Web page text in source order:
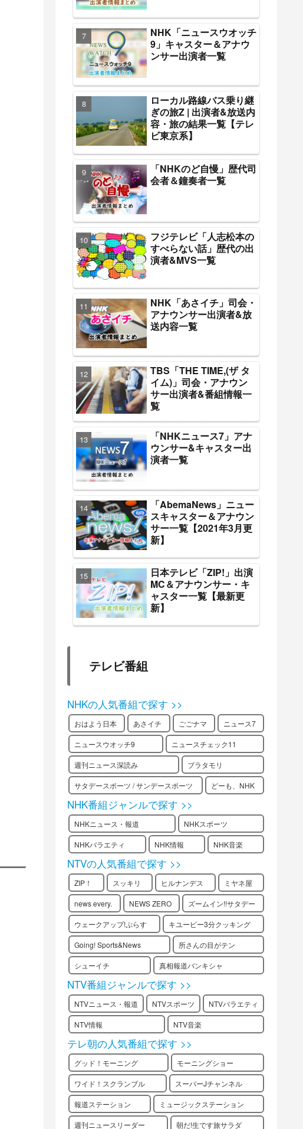
NHK「ニュースウオッチ
9」キャスター＆アナウ
ンサー出演者一覧
ローカル路線バス乗り継
ぎの旅Z | 出演者&放送内
容・旅の結果一覧【テレ
ビ東京系】
「NHKのど自慢」歴代司
会者＆鐘奏者一覧
フジテレビ「人志松本の
すべらない話」歴代の出
演者&MVS一覧
NHK「あさイチ」司会・
アナウンサー出演者&放
送内容一覧
TBS「THE TIME,(ザ タ
イム)」司会・アナウン
サー出演者&番組情報一
覧
「NHKニュース7」アナ
ウンサー&キャスター出
演者一覧
「AbemaNews」ニュー
スキャスター＆アナウン
サー一覧【2021年3月更
新】
日本テレビ「ZIP!」出演
MC＆アナウンサー・キ
ャスター一覧【最新更
新】
テレビ番組
NHKの人気番組で探す >>
おはよう日本 あさイチ ごごナマ ニュース7
ニュースウオッチ9 ニュースチェック11
週刊ニュース深読み ブラタモリ
サタデースポーツ / サンデースポーツ どーも、NHK
NHK番組ジャンルで探す >>
NHKニュース・報道 NHKスポーツ
NHKバラエティ NHK情報 NHK音楽
NTVの人気番組で探す >>
ZIP！ スッキリ ヒルナンデス ミヤネ屋
news every. NEWS ZERO ズームイン!!サタデー
ウェークアップ!ぷらす キユーピー3分クッキング
Going! Sports&News 所さんの目がテン
シューイチ 真相報道バンキシャ
NTV番組ジャンルで探す >>
NTVニュース・報道 NTVスポーツ NTVバラエティ
NTV情報 NTV音楽
テレ朝の人気番組で探す >>
グッド！モーニング モーニングショー
ワイド！スクランブル スーパーJチャンネル
報道ステーション ミュージックステーション
週刊ニュースリーダー 朝だ!生です旅サラダ